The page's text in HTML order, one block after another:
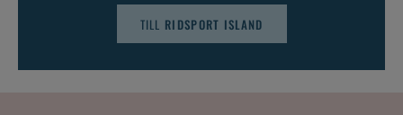
TILL RIDSPORT ISLAND